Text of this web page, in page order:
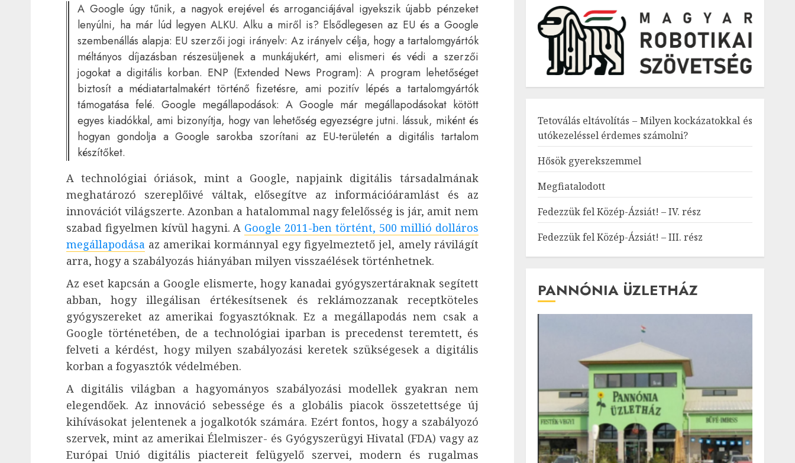
A Google úgy tűnik, a nagyok erejével és arroganciájával igyekszik újabb pénzeket
lenyúlni, ha már lúd legyen ALKU. Alku a miről is? Elsődlegesen az EU és a Google
szembenállás alapja: EU szerzői jogi irányelv: Az irányelv célja, hogy a tartalomgyártók
méltányos díjazásban részesüljenek a munkájukért, ami elismeri és védi a szerzői
jogokat a digitális korban. ENP (Extended News Program): A program lehetőséget
biztosít a médiatartalmakért történő fizetésre, ami pozitív lépés a tartalomgyártók
támogatása felé. Google megállapodások: A Google már megállapodásokat kötött
egyes kiadókkal, ami bizonyítja, hogy van lehetőség egyezségre jutni. lássuk, miként és
hogyan gondolja a Google sarokba szorítani az EU-területén a digitális tartalom
készítőket.
A technológiai óriások, mint a Google, napjaink digitális társadalmának
meghatározó szereplőivé váltak, elősegítve az információáramlást és az
innovációt világszerte. Azonban a hatalommal nagy felelősség is jár, amit nem
szabad figyelmen kívül hagyni. A Google 2011-ben történt, 500 millió dolláros
megállapodása az amerikai kormánnyal egy figyelmeztető jel, amely rávilágít
arra, hogy a szabályozás hiányában milyen visszaélések történhetnek.
Az eset kapcsán a Google elismerte, hogy kanadai gyógyszertáraknak segített
abban, hogy illegálisan értékesítsenek és reklámozzanak receptköteles
gyógyszereket az amerikai fogyasztóknak. Ez a megállapodás nem csak a
Google történetében, de a technológiai iparban is precedenst teremtett, és
felveti a kérdést, hogy milyen szabályozási keretek szükségesek a digitális
korban a fogyasztók védelmében.
A digitális világban a hagyományos szabályozási modellek gyakran nem
elegendőek. Az innováció sebessége és a globális piacok összetettsége új
kihívásokat jelentenek a jogalkotók számára. Ezért fontos, hogy a szabályozó
szervek, mint az amerikai Élelmiszer- és Gyógyszerügyi Hivatal (FDA) vagy az
Európai Unió digitális piactereit felügyelő szervei, modern és rugalmas
Tetoválás eltávolítás – Milyen kockázatokkal és
utókezeléssel érdemes számolni?
Hősök gyerekszemmel
Megfiatalodott
Fedezzük fel Közép-Ázsiát! – IV. rész
Fedezzük fel Közép-Ázsiát! – III. rész
PANNÓNIA ÜZLETHÁZ